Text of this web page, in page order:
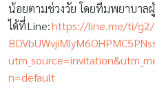
น้อยตามช่วงวัย โดยทีมพยาบาล
ได้ที่ Line:https://line.me/ti/g2/
n=default